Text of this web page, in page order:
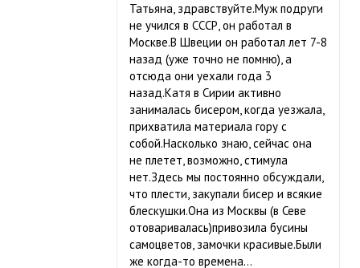
Татьяна, здравствуйте.Муж подруги
не учился в СССР, он работал в
Москве.В Швеции он работал лет 7-8
назад (уже точно не помню), а
отсюда они уехали года 3
назад.Катя в Сирии активно
занималась бисером, когда уезжала,
прихватила материала гору с
собой.Насколько знаю, сейчас она
не плетет, возможно, стимула
нет.Здесь мы постоянно обсуждали,
что плести, закупали бисер и всякие
блескушки.Она из Москвы (в Севе
отоваривалась)привозила бусины
самоцветов, замочки красивые.Были
же когда-то времена…